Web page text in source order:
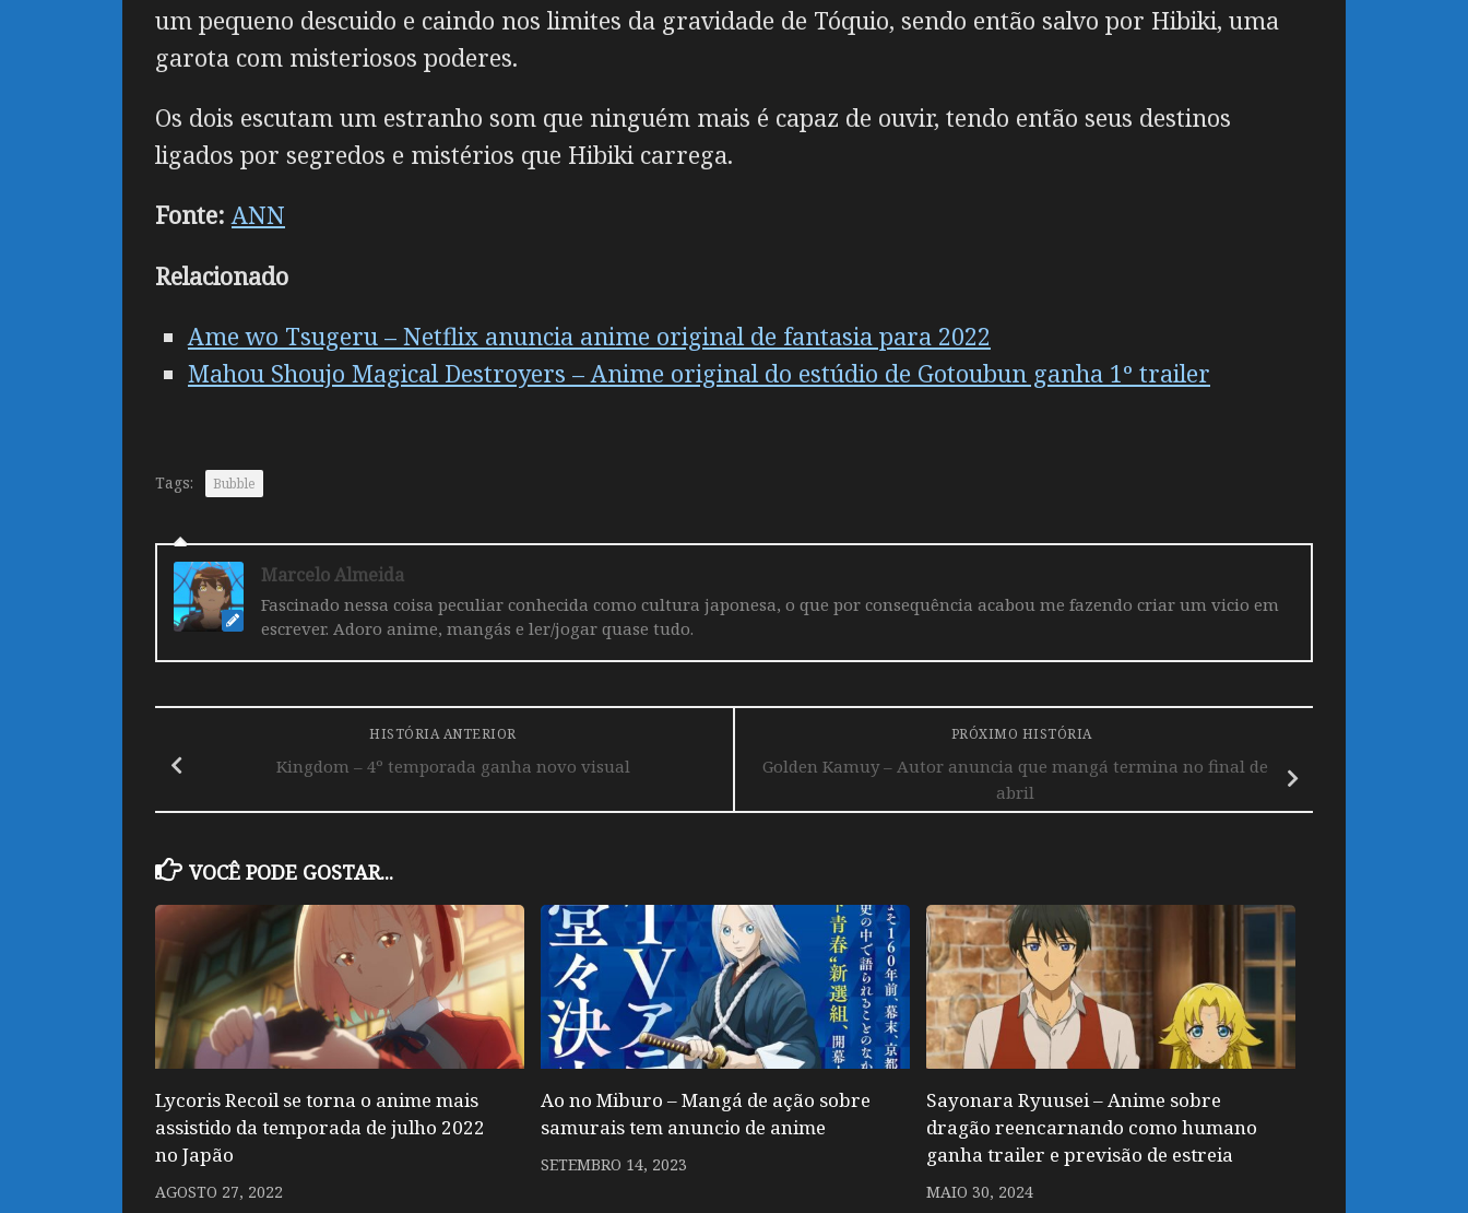
um pequeno descuido e caindo nos limites da gravidade de Tóquio, sendo então salvo por Hibiki, uma
garota com misteriosos poderes.
Os dois escutam um estranho som que ninguém mais é capaz de ouvir, tendo então seus destinos
ligados por segredos e mistérios que Hibiki carrega.
Fonte: ANN
Relacionado
Ame wo Tsugeru – Netflix anuncia anime original de fantasia para 2022
Mahou Shoujo Magical Destroyers – Anime original do estúdio de Gotoubun ganha 1º trailer
Tags: Bubble
Marcelo Almeida
Fascinado nessa coisa peculiar conhecida como cultura japonesa, o que por consequência acabou me fazendo criar um vicio em
escrever. Adoro anime, mangás e ler/jogar quase tudo.
PRÓXIMO HISTÓRIA
Golden Kamuy – Autor anuncia que mangá termina no final de
abril
HISTÓRIA ANTERIOR
Kingdom – 4º temporada ganha novo visual
VOCÊ PODE GOSTAR...
Lycoris Recoil se torna o anime mais
assistido da temporada de julho 2022
no Japão
AGOSTO 27, 2022
Ao no Miburo – Mangá de ação sobre
samurais tem anuncio de anime
SETEMBRO 14, 2023
Sayonara Ryuusei – Anime sobre
dragão reencarnando como humano
ganha trailer e previsão de estreia
MAIO 30, 2024